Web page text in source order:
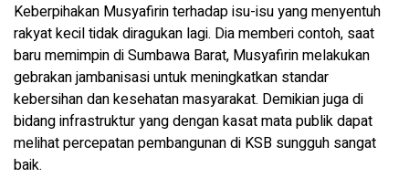
Keberpihakan Musyafirin terhadap isu-isu yang menyentuh
rakyat kecil tidak diragukan lagi. Dia memberi contoh, saat
baru memimpin di Sumbawa Barat, Musyafirin melakukan
gebrakan jambanisasi untuk meningkatkan standar
kebersihan dan kesehatan masyarakat. Demikian juga di
bidang infrastruktur yang dengan kasat mata publik dapat
melihat percepatan pembangunan di KSB sungguh sangat
baik.